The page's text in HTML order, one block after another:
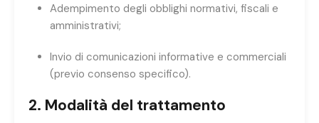
Adempimento degli obblighi normativi, fiscali e
amministrativi;
Invio di comunicazioni informative e commerciali
(previo consenso specifico).
2. Modalità del trattamento